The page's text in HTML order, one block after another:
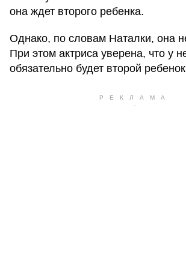
она ждет второго ребенка.
Однако, по словам Наталки, она
При этом актриса уверена, что у
обязательно будет второй